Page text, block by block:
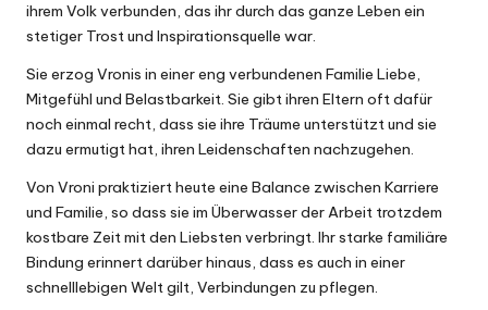
ihrem Volk verbunden, das ihr durch das ganze Leben ein
stetiger Trost und Inspirationsquelle war.
Sie erzog Vronis in einer eng verbundenen Familie Liebe,
Mitgefühl und Belastbarkeit. Sie gibt ihren Eltern oft dafür
noch einmal recht, dass sie ihre Träume unterstützt und sie
dazu ermutigt hat, ihren Leidenschaften nachzugehen.
Von Vroni praktiziert heute eine Balance zwischen Karriere
und Familie, so dass sie im Überwasser der Arbeit trotzdem
kostbare Zeit mit den Liebsten verbringt. Ihr starke familiäre
Bindung erinnert darüber hinaus, dass es auch in einer
schnelllebigen Welt gilt, Verbindungen zu pflegen.